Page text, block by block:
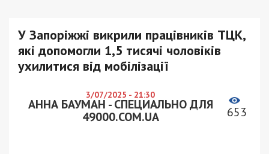
У Запоріжжі викрили працівників ТЦК,
які допомогли 1,5 тисячі чоловіків
ухилитися від мобілізації
3/07/2025 - 21:30
АННА БАУМАН - СПЕЦИАЛЬНО ДЛЯ
49000.COM.UA
653